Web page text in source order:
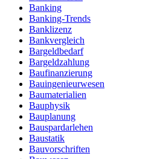
Banking
Banking-Trends
Banklizenz
Bankvergleich
Bargeldbedarf
Bargeldzahlung
Baufinanzierung
Bauingenieurwesen
Baumaterialien
Bauphysik
Bauplanung
Bauspardarlehen
Baustatik
Bauvorschriften